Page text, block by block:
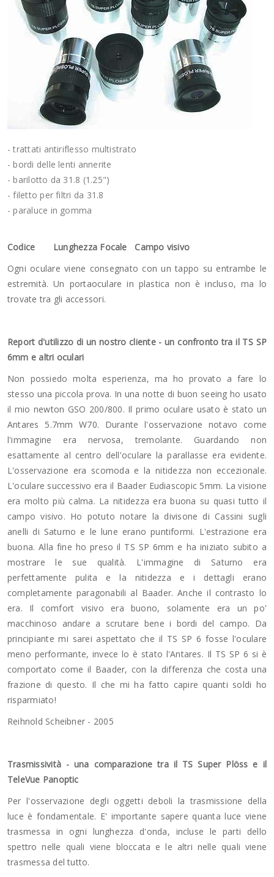
- trattati antiriflesso multistrato
- bordi delle lenti annerite
- barilotto da 31.8 (1.25")
- filetto per filtri da 31.8
- paraluce in gomma
Codice Lunghezza Focale Campo visivo
Ogni oculare viene consegnato con un tappo su entrambe le
estremità. Un portaoculare in plastica non è incluso, ma lo
trovate tra gli accessori.
Report d'utilizzo di un nostro cliente - un confronto tra il TS SP
6mm e altri oculari
Non possiedo molta esperienza, ma ho provato a fare lo
stesso una piccola prova. In una notte di buon seeing ho usato
il mio newton GSO 200/800. Il primo oculare usato è stato un
Antares 5.7mm W70. Durante l'osservazione notavo come
l'immagine era nervosa, tremolante. Guardando non
esattamente al centro dell'oculare la parallasse era evidente.
L'osservazione era scomoda e la nitidezza non eccezionale.
L'oculare successivo era il Baader Eudiascopic 5mm. La visione
era molto più calma. La nitidezza era buona su quasi tutto il
campo visivo. Ho potuto notare la divisone di Cassini sugli
anelli di Saturno e le lune erano puntiformi. L'estrazione era
buona. Alla fine ho preso il TS SP 6mm e ha iniziato subito a
mostrare le sue qualità. L'immagine di Saturno era
perfettamente pulita e la nitidezza e i dettagli erano
completamente paragonabili al Baader. Anche il contrasto lo
era. Il comfort visivo era buono, solamente era un po'
macchinoso andare a scrutare bene i bordi del campo. Da
principiante mi sarei aspettato che il TS SP 6 fosse l'oculare
meno performante, invece lo è stato l'Antares. Il TS SP 6 si è
comportato come il Baader, con la differenza che costa una
frazione di questo. Il che mi ha fatto capire quanti soldi ho
risparmiato!
Reihnold Scheibner - 2005
Trasmissività - una comparazione tra il TS Super Plöss e il
TeleVue Panoptic
Per l'osservazione degli oggetti deboli la trasmissione della
luce è fondamentale. E' importante sapere quanta luce viene
trasmessa in ogni lunghezza d'onda, incluse le parti dello
spettro nelle quali viene bloccata e le altri nelle quali viene
trasmessa del tutto.